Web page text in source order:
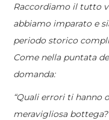
Raccordiamo il tutto
abbiamo imparato e
periodo storico
Come nella puntata
domanda:
“Quali errori ti hanno
meravigliosa bottega?